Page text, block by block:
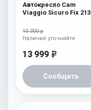
Автокресло Cam
Viaggio Sicuro Fix 213
15 300 р
13 999 e
Сообщить
Наличие уточняйте